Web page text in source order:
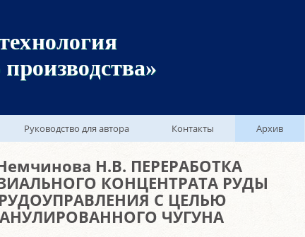
Руководство для автора Контакты Архив
Н.В. ПЕРЕРАБОТКА
КОНЦЕНТРАТА РУДЫ
С ЦЕЛЬЮ
ЧУГУНА